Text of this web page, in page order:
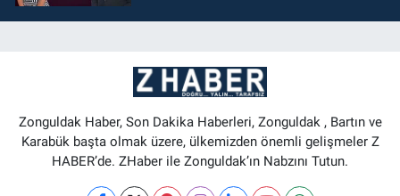
Zonguldak Haber, Son Dakika Haberleri, Zonguldak , Bartın ve
Karabük başta olmak üzere, ülkemizden önemli gelişmeler Z
HABER’de. ZHaber ile Zonguldak’ın Nabzını Tutun.